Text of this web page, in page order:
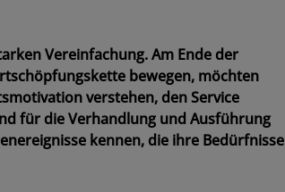
Vereinfachung. Am Ende der
bewegen, möchten
verstehen, den Service
für die Verhandlung und Ausführung
kennen, die ihre Bedürfnisse